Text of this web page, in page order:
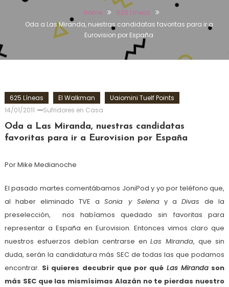
Home
625 Líneas
Oda a Las Miranda, nuestras candidatas favoritas para ir a
Eurovision por España
625 Líneas El Walkman
Uaiomini Tuelf Points
14/01/2011
Sufridores en Casa
Oda a Las Miranda, nuestras candidatas
favoritas para ir a Eurovision por España
Por Mike Medianoche
El pasado martes comentábamos JoniPod y yo por teléfono que,
al haber eliminado TVE aSonia y Selenay a Divas de la
preselección, nos habíamos quedado sin favoritas para
representar a España en Eurovision. Entonces vimos claro que
nuestros esfuerzos debían centrarse enLas Miranda, que sin
duda, serán la candidatura más SEC de todas las que podamos
encontrar. Si quieres decubrir que por qué Las Mirandason
más SEC que las mismísimas Alazán no te pierdas nuestro